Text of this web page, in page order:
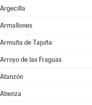
Argecilla
Armallones
Armuña de Tajuña
Arroyo de las Fraguas
Atanzón
Atienza